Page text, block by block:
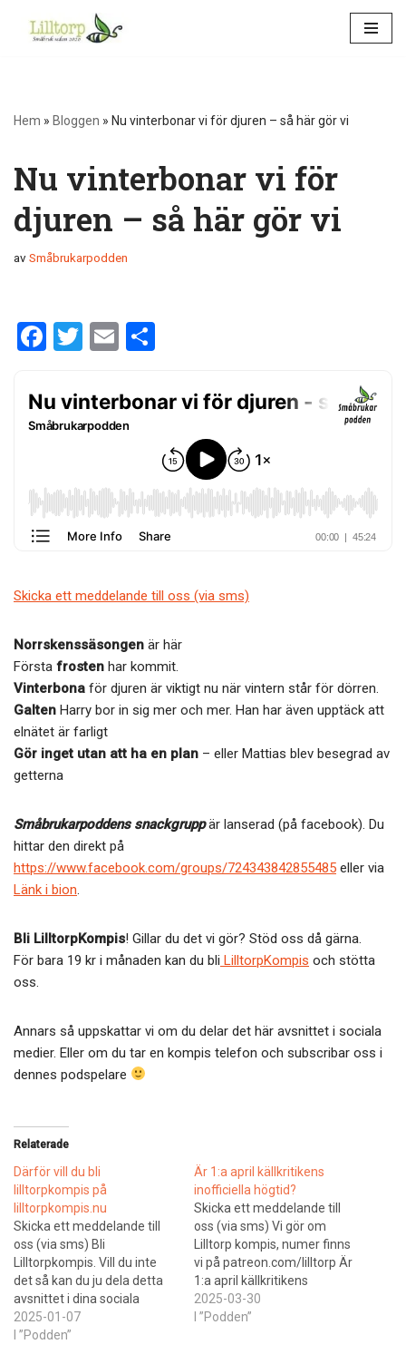
Hem » Bloggen » Nu vinterbonar vi för djuren – så här gör vi
Nu vinterbonar vi för
djuren – så här gör vi
avSmåbrukarpodden
F
ce
b
o
k
T
tt
er
E
ail a
Skicka ett meddelande till oss (via sms)
Norrskenssäsongen är här
Första frosten har kommit.
Vinterbona för djuren är viktigt nu när vintern står för dörren.
Galten Harry bor in sig mer och mer. Han har även upptäck att
elnätet är farligt
Gör inget utan att ha en plan – eller Mattias blev besegrad av
getterna
Småbrukarpoddens snackgruppär lanserad (på facebook). Du
hittar den direkt på
https://www.facebook.com/groups/724343842855485 eller via
Länk i bion.
Bli LilltorpKompis! Gillar du det vi gör? Stöd oss då gärna.
För bara 19 kr i månaden kan du bli LilltorpKompis och stötta
oss.
Annars så uppskattar vi om du delar det här avsnittet i sociala
medier. Eller om du tar en kompis telefon och subscribar oss i
dennes podspelare
Relaterade
Därför vill du bli
lilltorpkompis på
lilltorpkompis.nu
Skicka ett meddelande till
oss (via sms) Bli
Lilltorpkompis. Vill du inte
det så kan du ju dela detta
avsnittet i dina sociala
medier så dina kompisarfår
möjlighet att bli det! Vi
2025-01-07
I ”Podden”
Är 1:a april källkritikens
inofficiella högtid?
Skicka ett meddelande till
oss (via sms) Vi gör om
Lilltorp kompis, numer finns
vi på patreon.com/lilltorp Är
1:a april källkritikens
inofficiella högtid? Här är ett
exempel på inlägg som kan
2025-03-30
I ”Podden”